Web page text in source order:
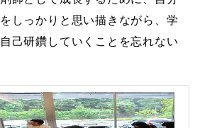
しっかりと思い描きながら、学
己研鑽していくことを忘れない